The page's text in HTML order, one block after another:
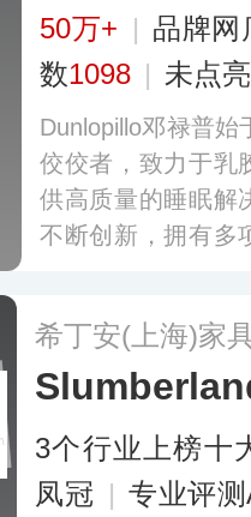
50万+ | 品牌网
数1098 | 未点
Dunlopillo邓禄普
佼佼者，致力于乳
供高质量的睡眠解
不断创新，拥有多
希丁安(上海)家
3个行业上榜十
凤冠 | 专业评